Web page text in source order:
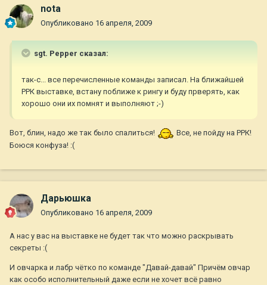
nota
Опубликовано 16 апреля, 2009
sgt. Pepper сказал:
так-с... все перечисленные команды записал. На ближайшей
РРК выставке, встану поближе к рингу и буду прверять, как
хорошо они их помнят и выполняют ;-)
Вот, блин, надо же так было спалиться!
Все, не пойду на РРК!
Боюся конфуза! :(
Дарьюшка
Опубликовано 16 апреля, 2009
А нас у вас на выставке не будет так что можно раскрывать
секреты :(
И овчарка и лабр чётко по команде "Давай-давай" Причём овчар
как особо исполнительный даже если не хочет всё равно